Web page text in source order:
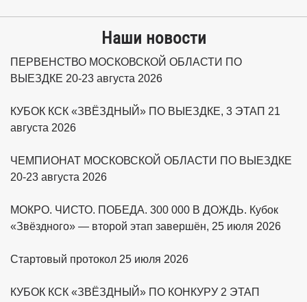
Наши новости
ПЕРВЕНСТВО МОСКОВСКОЙ ОБЛАСТИ ПО
ВЫЕЗДКЕ 20-23 августа 2026
КУБОК КСК «ЗВЁЗДНЫЙ» ПО ВЫЕЗДКЕ, 3 ЭТАП 21
августа 2026
ЧЕМПИОНАТ МОСКОВСКОЙ ОБЛАСТИ ПО ВЫЕЗДКЕ
20-23 августа 2026
МОКРО. ЧИСТО. ПОБЕДА. 300 000 В ДОЖДЬ. Кубок
«Звёздного» — второй этап завершён, 25 июля 2026
Стартовый протокол 25 июля 2026
КУБОК КСК «ЗВЁЗДНЫЙ» ПО КОНКУРУ 2 ЭТАП